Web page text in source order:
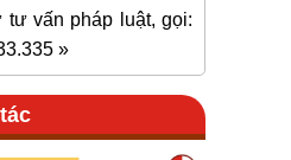
tư vấn pháp luật, gọi:
»